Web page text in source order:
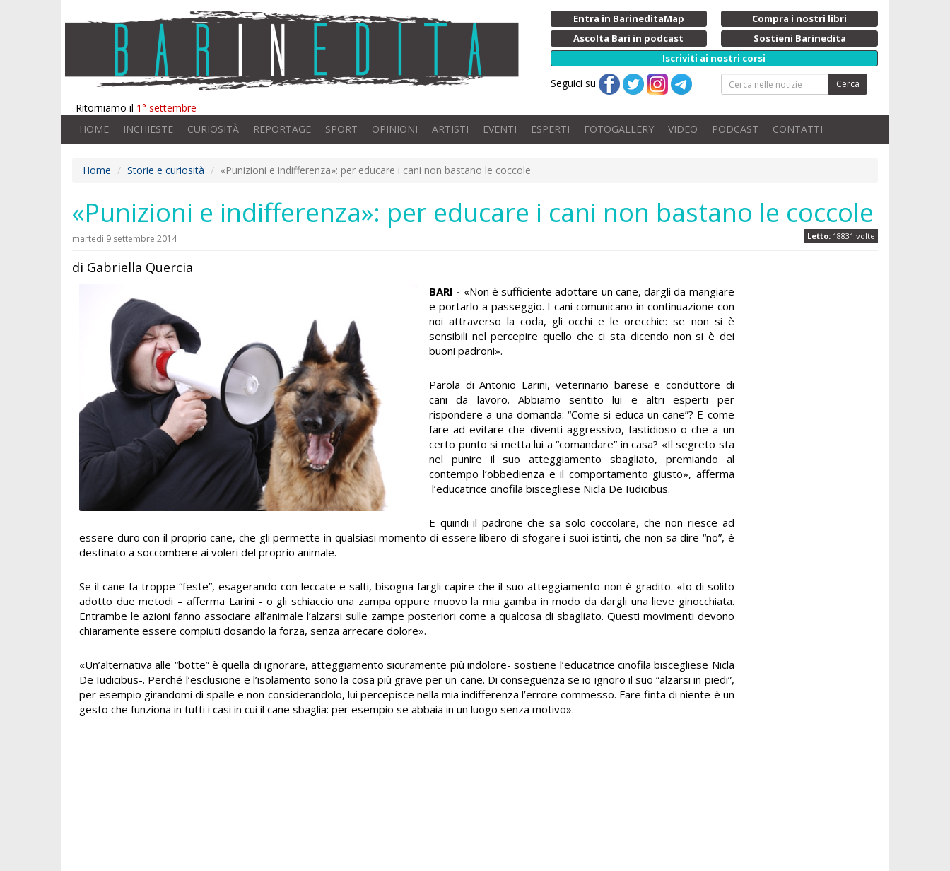
Ritorniamo il 1° settembre
Entra in BarineditaMap
Compra i nostri libri
Ascolta Bari in podcast
Sostieni Barinedita
Iscriviti ai nostri corsi
Seguici su Cerca
HOME INCHIESTE CURIOSITÀ REPORTAGE SPORT OPINIONI ARTISTI EVENTI ESPERTI FOTOGALLERY VIDEO PODCAST CONTATTI
Home Storie e curiosità «Punizioni e indifferenza»: per educare i cani non bastano le coccole
«Punizioni e indifferenza»: per educare i cani non bastano le coccole
Letto: 18831 volte
martedì 9 settembre 2014
di Gabriella Quercia
BARI - «Non è sufficiente adottare un cane, dargli da mangiare
e portarlo a passeggio. I cani comunicano in continuazione con
noi attraverso la coda, gli occhi e le orecchie: se non si è
sensibili nel percepire quello che ci sta dicendo non si è dei
buoni padroni».
Parola di Antonio Larini, veterinario barese e conduttore di
cani da lavoro. Abbiamo sentito lui e altri esperti per
rispondere a una domanda: “Come si educa un cane”? E come
fare ad evitare che diventi aggressivo, fastidioso o che a un
certo punto si metta lui a “comandare” in casa? «Il segreto sta
nel punire il suo atteggiamento sbagliato, premiando al
contempo l’obbedienza e il comportamento giusto», afferma
l’educatrice cinofila biscegliese Nicla De Iudicibus.
E quindi il padrone che sa solo coccolare, che non riesce ad
essere duro con il proprio cane, che gli permette in qualsiasi momento di essere libero di sfogare i suoi istinti, che non sa dire “no”, è
destinato a soccombere ai voleri del proprio animale.
Se il cane fa troppe “feste”, esagerando con leccate e salti, bisogna fargli capire che il suo atteggiamento non è gradito. «Io di solito
adotto due metodi – afferma Larini - o gli schiaccio una zampa oppure muovo la mia gamba in modo da dargli una lieve ginocchiata.
Entrambe le azioni fanno associare all’animale l’alzarsi sulle zampe posteriori come a qualcosa di sbagliato. Questi movimenti devono
chiaramente essere compiuti dosando la forza, senza arrecare dolore».
«Un’alternativa alle “botte” è quella di ignorare, atteggiamento sicuramente più indolore- sostiene l’educatrice cinofila biscegliese Nicla
De Iudicibus-. Perché l’esclusione e l’isolamento sono la cosa più grave per un cane. Di conseguenza se io ignoro il suo “alzarsi in piedi”,
per esempio girandomi di spalle e non considerandolo, lui percepisce nella mia indifferenza l’errore commesso. Fare finta di niente è un
gesto che funziona in tutti i casi in cui il cane sbaglia: per esempio se abbaia in un luogo senza motivo».